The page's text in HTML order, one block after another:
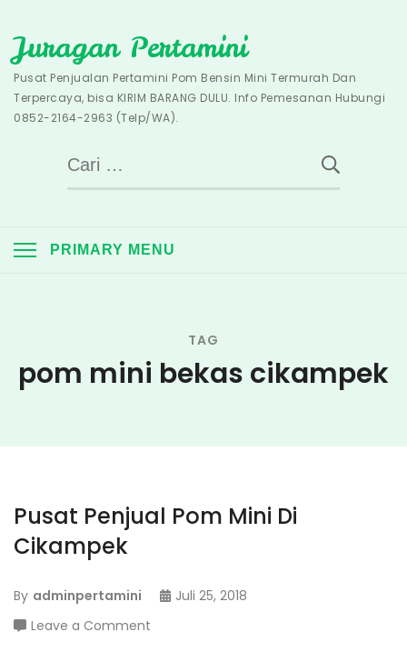
to
content
Juragan Pertamini
Pusat Penjualan Pertamini Pom Bensin Mini Termurah Dan
Terpercaya, bisa KIRIM BARANG DULU. Info Pemesanan Hubungi
0852-2164-2963 (Telp/WA).
Cari
untuk:
PRIMARY MENU
TAG
pom mini bekas cikampek
Pusat Penjual Pom Mini Di
Cikampek
By adminpertamini
Juli 25, 2018
Leave a Comment